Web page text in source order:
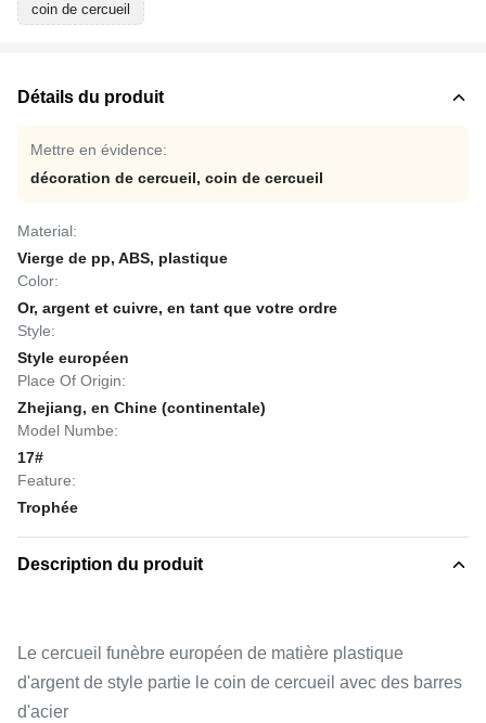
coin de cercueil
Détails du produit
Mettre en évidence:
décoration de cercueil, coin de cercueil
Material:
Vierge de pp, ABS, plastique
Color:
Or, argent et cuivre, en tant que votre ordre
Style:
Style européen
Place Of Origin:
Zhejiang, en Chine (continentale)
Model Numbe:
17#
Feature:
Trophée
Description du produit
Le cercueil funèbre européen de matière plastique
d'argent de style partie le coin de cercueil avec des barres
d'acier